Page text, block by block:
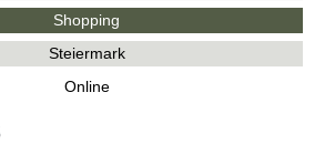
Shopping
Steiermark
Online